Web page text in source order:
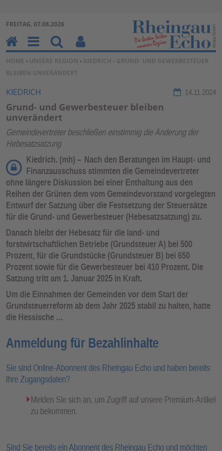
Zum Inhalt springen ↓
FREITAG, 07.08.2026
SIE BEFINDEN SICH HIER:
HOME › UNSERE REGION › KIEDRICH › GRUND- UND GEWERBESTEUER
BLEIBEN UNVERÄNDERT
KIEDRICH 14.11.2024
Grund- und Gewerbesteuer bleiben
unverändert
Gemeindevertreter beschließen einstimmig die Änderung der
Hebesatzsatzung
Kiedrich. (mh) – Nach den Beratungen im Haupt- und
Finanzausschuss stimmten die Gemeindevertreter
ohne längere Diskussion bei einer Enthaltung aus den
Reihen der Grünen dem vom Gemeindevorstand vorgelegten
Entwurf der Satzung über die Festsetzung der Steuersätze
für die Grund- und Gewerbesteuer (Hebesatzsatzung) zu.
Danach bleibt der Hebesatz für die land- und
forstwirtschaftlichen Betriebe (Grundsteuer A) bei 500
Prozent, für die Grundstücke (Grundsteuer B) bei 650
Prozent sowie für die Gewerbesteuer bei 410 Prozent. Die
Satzung tritt am 1. Januar 2025 in Kraft.
Um die Einnahmen der Gemeinden vor dem Start der
Grundsteuerreform ab dem Jahr 2025 stabil zu halten, hatte
die Hessische …
Anmeldung für Bezahlinhalte
Sie sind Online-Abonnent des Rheingau Echo und haben bereits
Ihre Zugangsdaten?
Melden Sie sich an, um Zugriff auf unsere Premium-Artikel
zu bekommen.
Sind Sie bereits ein Abonnent des Rheingau Echo und möchten
H
o
m
e
M
en
u
Su
ch
en
Be
nu
tz
un
on